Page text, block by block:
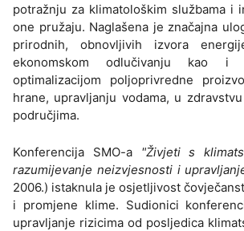
potražnju za klimatološkim službama i
one pružaju. Naglašena je značajna
prirodnih, obnovljivih izvora
ekonomskom odlučivanju kao i
optimalizacijom poljoprivredne
hrane, upravljanju vodama, u
područjima.
Konferencija SMO-a "Živjeti s
razumijevanje neizvjesnosti i
2006.) istaknula je osjetljivost
i promjene klime. Sudionici
upravljanje rizicima od posljedica